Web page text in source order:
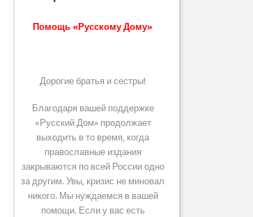
Помощь «Русскому Дому»
Дорогие братья и сестры!
Благодаря вашей поддержке
«Русский Дом» продолжает
выходить в то время, когда
православные издания
закрываются по всей России одно
за другим. Увы, кризис не миновал
никого. Мы нуждаемся в вашей
помощи. Если у вас есть